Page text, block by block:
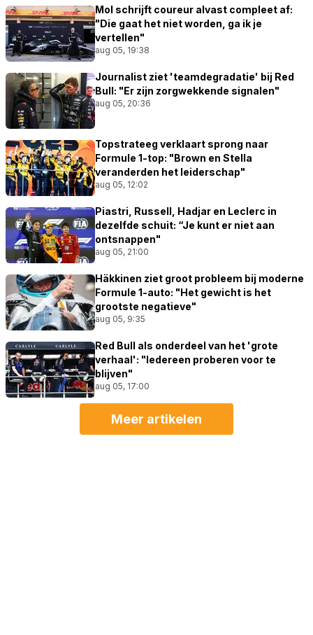
Mol schrijft coureur alvast compleet af:
"Die gaat het niet worden, ga ik je
vertellen"
aug 05, 19:38
Journalist ziet 'teamdegradatie' bij Red
Bull: "Er zijn zorgwekkende signalen"
aug 05, 20:36
Topstrateeg verklaart sprong naar
Formule 1-top: "Brown en Stella
veranderden het leiderschap"
aug 05, 12:02
Piastri, Russell, Hadjar en Leclerc in
dezelfde schuit: “Je kunt er niet aan
ontsnappen"
aug 05, 21:00
Häkkinen ziet groot probleem bij moderne
Formule 1-auto: "Het gewicht is het
grootste negatieve"
aug 05, 9:35
Red Bull als onderdeel van het 'grote
verhaal': "Iedereen proberen voor te
blijven"
aug 05, 17:00
Meer artikelen